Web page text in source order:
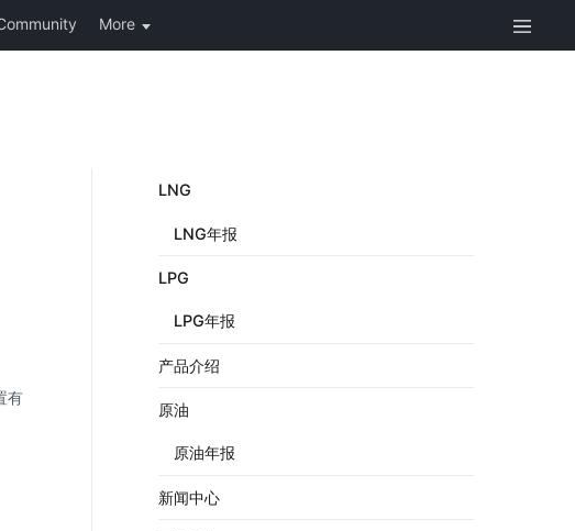
有
LNG
LNG年报
LPG
LPG年报
产品介绍
原油
原油年报
新闻中心